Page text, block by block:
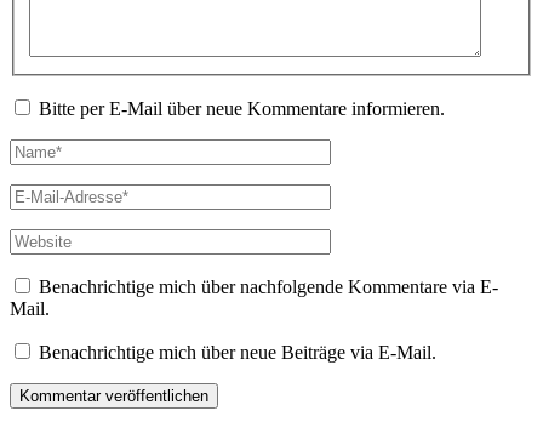
Bitte per E-Mail über neue Kommentare informieren.
Name*
E-
Mail-
Adresse*
Website
Benachrichtige mich über nachfolgende Kommentare via E-
Mail.
Benachrichtige mich über neue Beiträge via E-Mail.